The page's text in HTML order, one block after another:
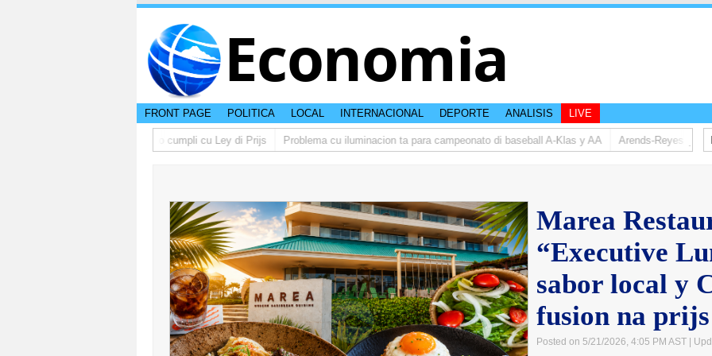
Economia
FRONT PAGE POLITICA LOCAL INTERNACIONAL DEPORTE ANALISIS LIVE
lo multa supermercado cu no cumpli cu Ley di Prijs Problema cu iluminacion ta para campeonato di baseball A-Klas y AA Arends-Reyes (AVP):
Marea
“Executive
sabor local y
fusion na prijs
Posted on 5/21/2026, 4:05 PM AST |